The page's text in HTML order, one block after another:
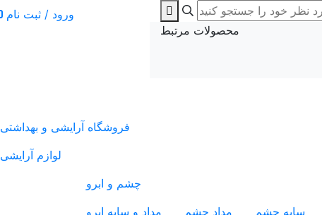
محصولات مرتبط
ورود / ثبت نام
فروشگاه آرایشی و بهداشتی
لوازم آرایشی
چشم و ابرو
سایه چشم مداد چشم
مداد و سایه ابرو